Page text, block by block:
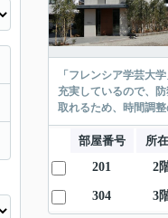
「フレンシア学芸大
充実しているので、
取れるため、時間調
部屋番号 所
201
2
304 3